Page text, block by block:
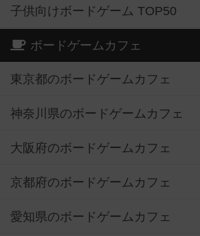
子供向けボードゲーム TOP50
ボードゲームカフェ
東京都のボードゲームカフェ
神奈川県のボードゲームカフェ
大阪府のボードゲームカフェ
京都府のボードゲームカフェ
愛知県のボードゲームカフェ